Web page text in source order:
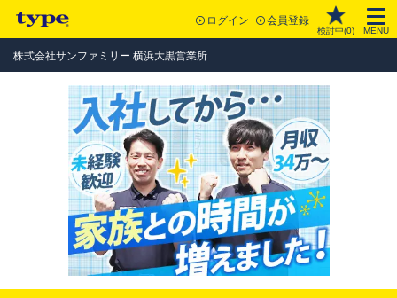
ログイン 会員登録
検討中(0) MENU
株式会社サンファミリー 横浜大黒営業所